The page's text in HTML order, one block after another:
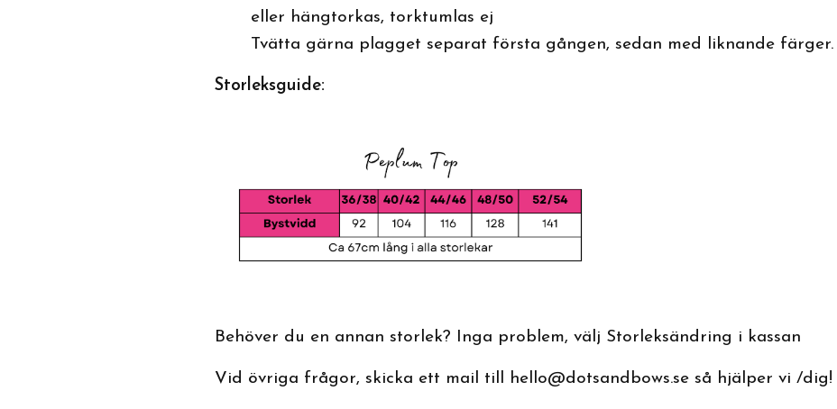
eller hängtorkas, torktumlas ej
Tvätta gärna plagget separat första gången, sedan med liknande färger.
Storleksguide:
Behöver du en annan storlek? Inga problem, välj Storleksändring i kassan
Vid övriga frågor, skicka ett mail till hello@dotsandbows.se så hjälper vi /dig!